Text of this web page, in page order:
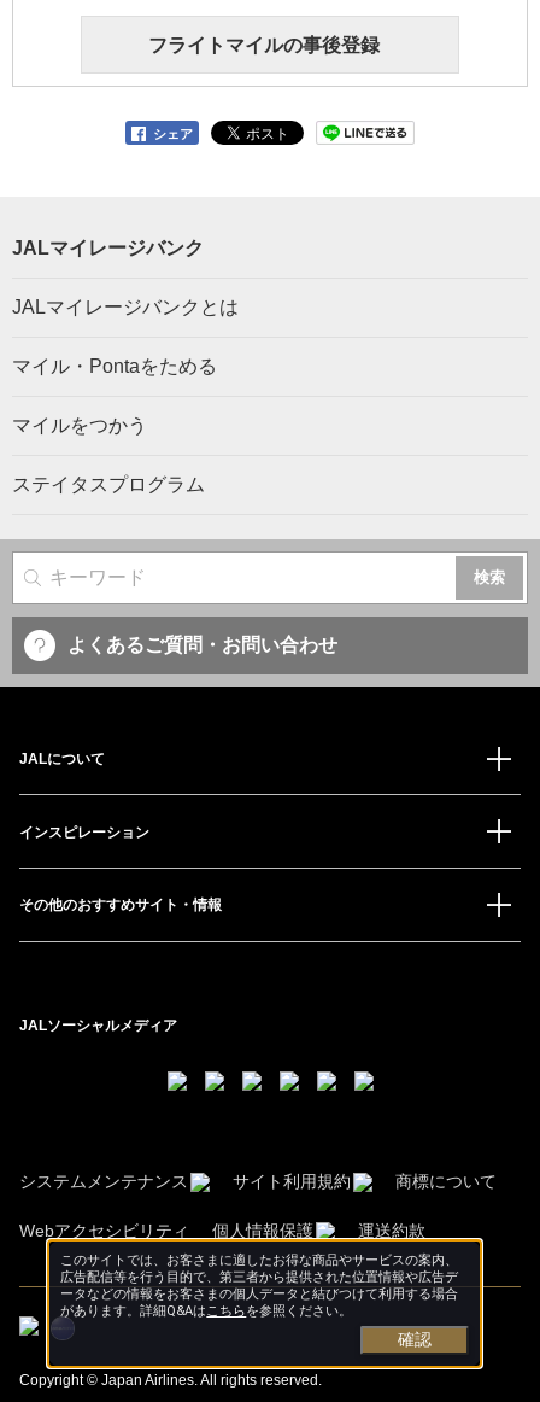
フライトマイルの事後登録
シェア
JALマイレージバンク
JALマイレージバンクとは
マイル・Pontaをためる
マイルをつかう
ステイタスプログラム
サイト内検索
よくあるご質問・お問い合わせ
JALについて
インスピレーション
その他のおすすめサイト・情報
JALソーシャルメディア
システムメンテナンス サイト利用規約 商標について
Webアクセシビリティ 個人情報保護 運送約款
Copyright © Japan Airlines. All rights reserved.
このサイトでは、お客さまに適したお得な商品やサービスの案内、
広告配信等を行う目的で、第三者から提供された位置情報や広告デ
ータなどの情報をお客さまの個人データと結びつけて利用する場合
があります。詳細Q&Aはこちらを参照ください。
確認